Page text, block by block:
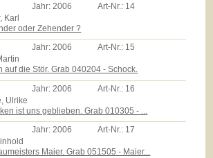
Jahr: 2006 Art-Nr.: 14
Karl
oder Zehender ?
Jahr:2006 Art-Nr.: 15
auf die Stör. Grab 040204 - Schock.
Jahr: 2006 Art-Nr.: 16
Ulrike
ist uns geblieben. Grab 010305 - ...
Jahr:2006 Art-Nr.: 17
Maier. Grab 051505 - Maier...